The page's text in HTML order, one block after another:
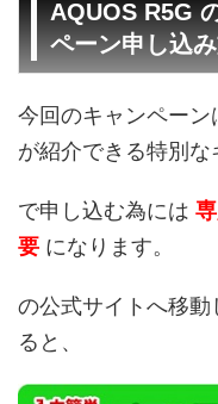
AQUOS R5G
ペーン申し込
今回のキャンペー
が紹介できる特別な
で申し込む為には
要 になります。
の公式サイトへ移
ると、